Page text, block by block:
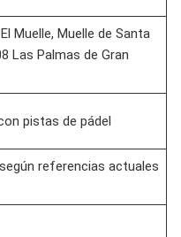
Muelle, Muelle de Santa
Las Palmas de Gran
pistas de pádel
referencias actuales